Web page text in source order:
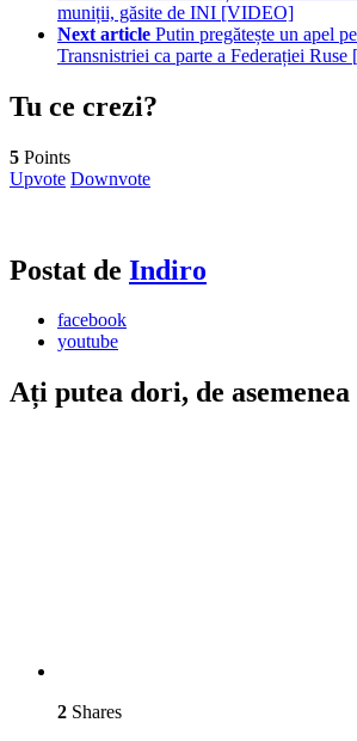
muniții, găsite de INI [VIDEO]
Next article Putin pregătește un apel
Transnistriei ca parte a Federației
Tu ce crezi?
5 Points
Upvote Downvote
Postat de Indiro
facebook
youtube
Ați putea dori, de
2 Shares